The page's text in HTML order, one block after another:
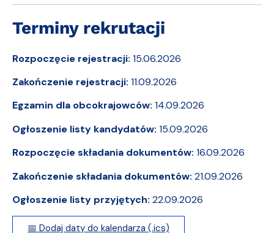
Terminy rekrutacji
Rozpoczęcie rejestracji: 15.06.2026
Zakończenie rejestracji: 11.09.2026
Egzamin dla obcokrajowców: 14.09.2026
Ogłoszenie listy kandydatów: 15.09.2026
Rozpoczęcie składania dokumentów: 16.09.2026
Zakończenie składania dokumentów: 21.09.2026
Ogłoszenie listy przyjętych: 22.09.2026
📅 Dodaj daty do kalendarza (.ics)